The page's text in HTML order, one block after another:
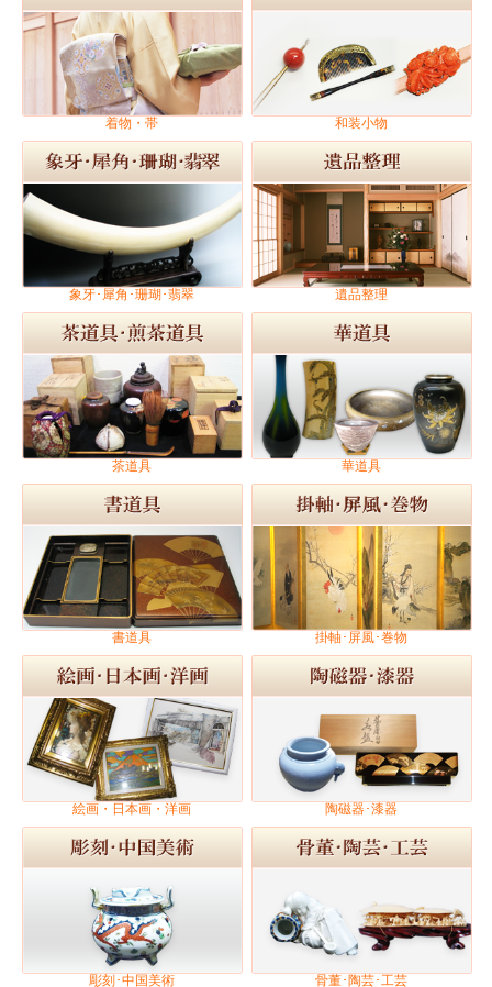
着物・帯 和装小物
象牙･犀角･珊瑚･翡翠 遺品整理
茶道具 華道具
書道具 掛軸･屏風･巻物
絵画・日本画・洋画 陶磁器･漆器
彫刻･中国美術 骨董･陶芸･工芸